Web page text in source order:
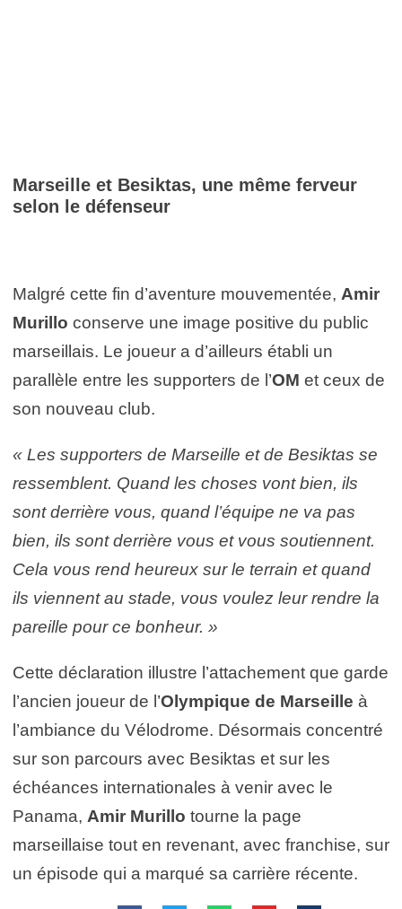
Marseille et Besiktas, une même ferveur
selon le défenseur
Malgré cette fin d’aventure mouvementée, Amir
Murillo conserve une image positive du public
marseillais. Le joueur a d’ailleurs établi un
parallèle entre les supporters de l’OM et ceux de
son nouveau club.
« Les supporters de Marseille et de Besiktas se
ressemblent. Quand les choses vont bien, ils
sont derrière vous, quand l’équipe ne va pas
bien, ils sont derrière vous et vous soutiennent.
Cela vous rend heureux sur le terrain et quand
ils viennent au stade, vous voulez leur rendre la
pareille pour ce bonheur. »
Cette déclaration illustre l’attachement que garde
l’ancien joueur de l’Olympique de Marseille à
l’ambiance du Vélodrome. Désormais concentré
sur son parcours avec Besiktas et sur les
échéances internationales à venir avec le
Panama, Amir Murillo tourne la page
marseillaise tout en revenant, avec franchise, sur
un épisode qui a marqué sa carrière récente.